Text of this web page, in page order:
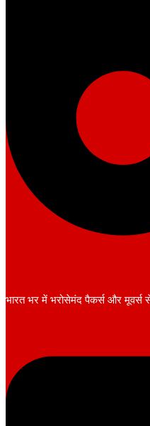
भारत भर में भरोसेमंद पैकर्स और मूवर्स